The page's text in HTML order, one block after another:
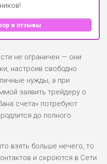
и отзывы
не ограничен — они
настроив свободно
нужды, а при
заявить трейдеру о
счета» потребуют
до полного
взять больше нечего, то
и скроются в Сети.